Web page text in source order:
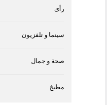
رأى
سينما و تلفزيون
صحة و جمال
مطبخ